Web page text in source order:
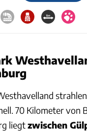
70 Kilometer von
liegtzwischen